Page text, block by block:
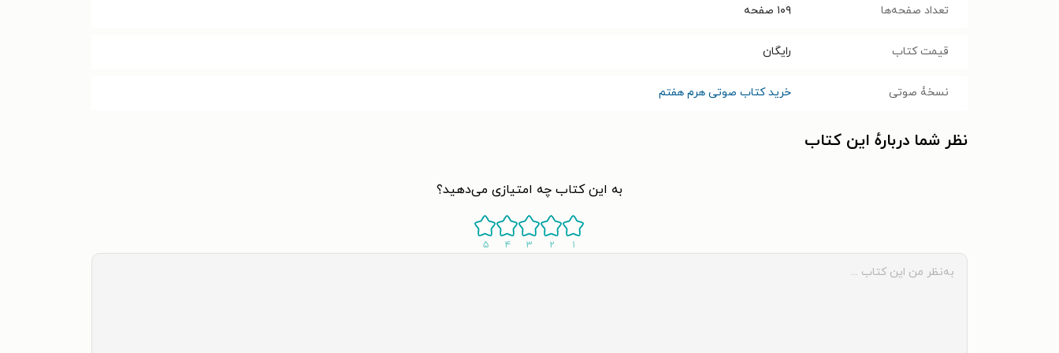
تعداد صفحه‌ها ۱۰۹ صفحه
قیمت کتاب رایگان
نسخۀ صوتی خرید کتاب صوتی هرم هفتم
نظر شما دربارهٔ این کتاب
به این کتاب چه امتیازی می‌دهید؟
۱ ۲ ۳ ۴ ۵